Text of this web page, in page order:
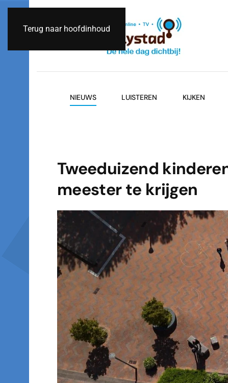
Terug naar hoofdinhoud
NIEUWS LUISTEREN KIJKEN
Tweeduizend
meester te krijgen